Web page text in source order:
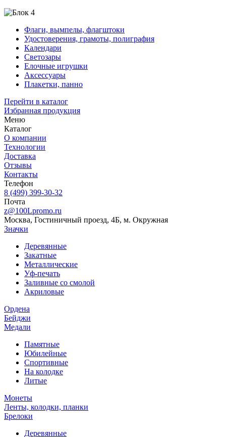
Флаги, вымпелы, флагштоки
Удостоверения, грамоты, полиграфия
Календари
Светозары
Елочные игрушки
Аксессуары
Плакетки, панно
Перейти в каталог
Избранная продукция
Меню
Каталог
О компании
Технологии
Доставка
Отзывы
Контакты
Телефон
8 (499) 399-30-32
Почта
z@100Lpromo.ru
Москва, Гостиничный проезд, 4Б, м. Окружная
Значки
Деревянные
Закатные
Металлические
Уф-печать
Заливные со смолой
Акриловые
Ордена
Бейджи
Медали
Памятные
Юбилейные
Спортивные
На колодке
Литые
Монеты
Ленты, колодки, планки
Брелоки
Деревянные